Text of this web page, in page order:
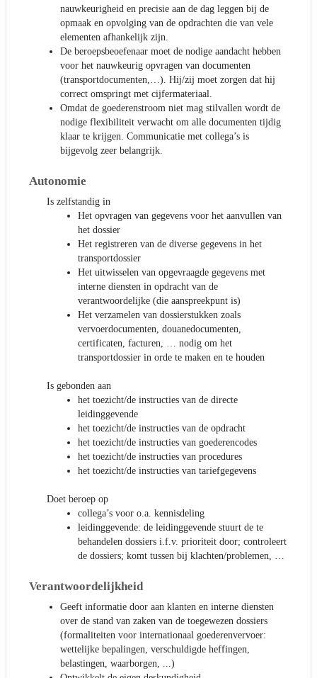
nauwkeurigheid en precisie aan de dag leggen bij de
opmaak en opvolging van de opdrachten die van vele
elementen afhankelijk zijn.
De beroepsbeoefenaar moet de nodige aandacht hebben
voor het nauwkeurig opvragen van documenten
(transportdocumenten,…). Hij/zij moet zorgen dat hij
correct omspringt met cijfermateriaal.
Omdat de goederenstroom niet mag stilvallen wordt de
nodige flexibiliteit verwacht om alle documenten tijdig
klaar te krijgen. Communicatie met collega’s is
bijgevolg zeer belangrijk.
Autonomie
Is zelfstandig in
Het opvragen van gegevens voor het aanvullen van
het dossier
Het registreren van de diverse gegevens in het
transportdossier
Het uitwisselen van opgevraagde gegevens met
interne diensten in opdracht van de
verantwoordelijke (die aanspreekpunt is)
Het verzamelen van dossierstukken zoals
vervoerdocumenten, douanedocumenten,
certificaten, facturen, … nodig om het
transportdossier in orde te maken en te houden
Is gebonden aan
het toezicht/de instructies van de directe
leidinggevende
het toezicht/de instructies van de opdracht
het toezicht/de instructies van goederencodes
het toezicht/de instructies van procedures
het toezicht/de instructies van tariefgegevens
Doet beroep op
collega’s voor o.a. kennisdeling
leidinggevende: de leidinggevende stuurt de te
behandelen dossiers i.f.v. prioriteit door; controleert
de dossiers; komt tussen bij klachten/problemen, …
Verantwoordelijkheid
Geeft informatie door aan klanten en interne diensten
over de stand van zaken van de toegewezen dossiers
(formaliteiten voor internationaal goederenvervoer:
wettelijke bepalingen, verschuldigde heffingen,
belastingen, waarborgen, ...)